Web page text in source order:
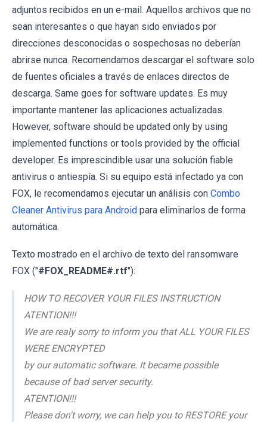
adjuntos recibidos en un e-mail. Aquellos archivos que no
sean interesantes o que hayan sido enviados por
direcciones desconocidas o sospechosas no deberían
abrirse nunca. Recomendamos descargar el software solo
de fuentes oficiales a través de enlaces directos de
descarga. Same goes for software updates. Es muy
importante mantener las aplicaciones actualizadas.
However, software should be updated only by using
implemented functions or tools provided by the official
developer. Es imprescindible usar una solución fiable
antivirus o antiespía. Si su equipo está infectado ya con
FOX, le recomendamos ejecutar un análisis con Combo
Cleaner Antivirus para Android para eliminarlos de forma
automática.
Texto mostrado en el archivo de texto del ransomware
FOX ("#FOX_README#.rtf"):
HOW TO RECOVER YOUR FILES INSTRUCTION
ATENTION!!!
We are realy sorry to inform you that ALL YOUR FILES
WERE ENCRYPTED
by our automatic software. It became possible
because of bad server security.
ATENTION!!!
Please don't worry, we can help you to RESTORE your